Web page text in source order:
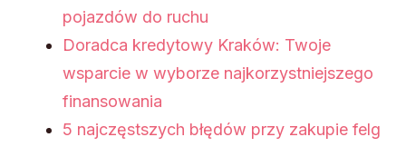
pojazdów do ruchu
Doradca kredytowy Kraków: Twoje
wsparcie w wyborze najkorzystniejszego
finansowania
5 najczęstszych błędów przy zakupie felg